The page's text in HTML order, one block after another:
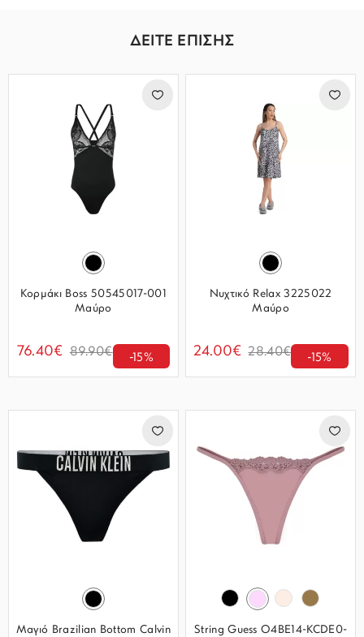
ΔΕΙΤΕ ΕΠΙΣΗΣ
Κορμάκι Boss 50545017-001
Μαύρο
76.40€ 89.90€ -15%
Νυχτικό Relax 3225022
Μαύρο
24.00€ 28.40€ -15%
Μαγιό Brazilian Bottom Calvin
String Guess O4BE14-KCDE0-